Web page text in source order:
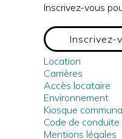
Inscrivez-vous
Inscrivez-
Location
Carrières
Accès locataire
Environnement
Kiosque
Code de conduite
Mentions légales